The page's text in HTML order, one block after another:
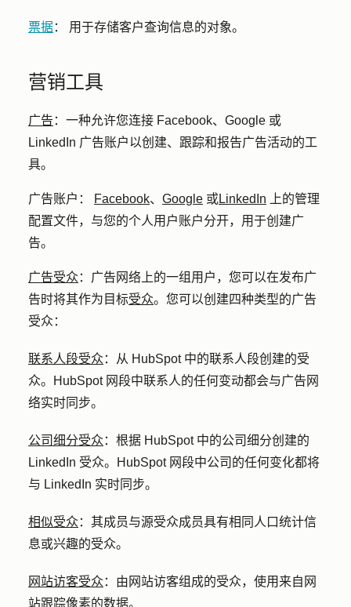
票据： 用于存储客户查询信息的对象。
营销工具
广告 ： 一种允许您连接 Facebook、Google 或
LinkedIn 广告账户以创建、跟踪和报告广告活动的工
具。
广告账户： Facebook、 Google 或LinkedIn 上的管理
配置文件，与您的个人用户账户分开，用于创建广
告。
广告受众 ： 广告网络上的一组用户，您可以在发布广
告时将其作为目标受众。您可以创建四种类型的广告
受众：
联系人段受众 ：
从 HubSpot 中的联系人段创建的受
众。HubSpot 网段中联系人的任何变动都会与广告网
络实时同步。
公司细分受众 ： 根据 HubSpot 中的公司细分创建的
LinkedIn 受众。HubSpot 网段中公司的任何变化都将
与 LinkedIn 实时同步。
相似受众 ： 其成员与源受众成员具有相同人口统计信
息或兴趣的受众。
网站访客受众 ：由网站访客组成的受众，使用来自网
站跟踪像素的数据。